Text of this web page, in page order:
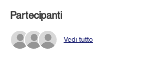
Partecipanti
Vedi tutto